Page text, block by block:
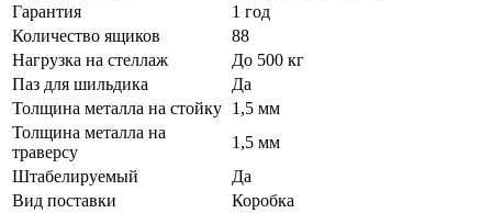
Гарантия
1 год
Количество ящиков
88
Нагрузка на стеллаж
До 500 кг
Паз для шильдика
Да
Толщина металла на стойку 1,5 мм
Толщина металла на
траверсу
1,5 мм
Штабелируемый
Да
Вид поставки
Коробка